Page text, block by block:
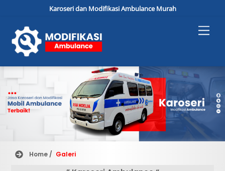
Karoseri dan Modifikasi Ambulance Murah
content
Home / Galeri